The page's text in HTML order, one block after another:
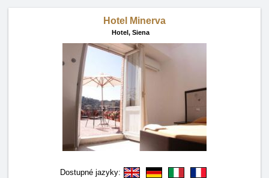
Hotel Minerva
Hotel, Siena
Dostupné jazyky: